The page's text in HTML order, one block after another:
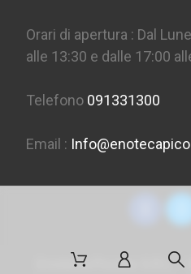
Orari di apertura : Dal
alle 13:30 e dalle 17:00
Telefono 091331300
Email :
Enoteca Picone S.R.L. -